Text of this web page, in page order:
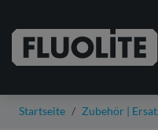
Startseite Zubehör |